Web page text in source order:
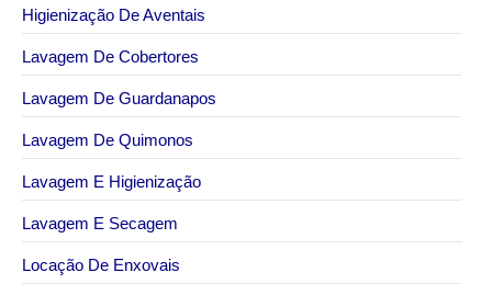
Higienização De Aventais
Lavagem De Cobertores
Lavagem De Guardanapos
Lavagem De Quimonos
Lavagem E Higienização
Lavagem E Secagem
Locação De Enxovais